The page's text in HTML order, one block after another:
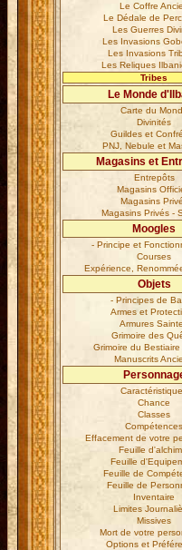
Le Coffre
Le Dédale de
Les Guerres
Les Invasions
Les Invasions
Les Reliques
Tribes
Le Monde
Carte du
Divinités
Guildes et
PNJ, Nebule et
Magasins et
Entrepôts
Magasins
Magasins
Magasins Privés -
Moogles
- Principe et
Courses
Expérience,
Objets
- Principes de
Armes et
Armures
Grimoire des
Grimoire du Bestiaire
Manuscrits
Chance
Classes
Compétences
Effacement de votre
Feuille
Feuille
Feuille de
Feuille de
Inventaire
Limites
Missives
Mort de votre
Options et